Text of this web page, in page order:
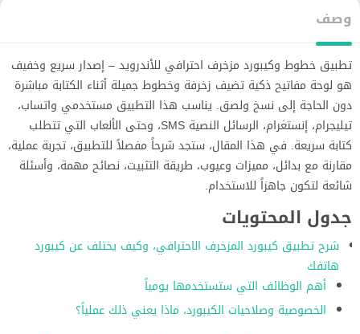
وصف
تطبيق خطوط وكيبورد مزخرف احترافي للأندرويد – إصدار سريع وخفيف
هو لوحة مفاتيح ذكية تضيف زخرفة وخطوط جميلة أثناء الكتابة مباشرة
دون الحاجة إلى نسخ ولصق. يناسب هذا التطبيق مستخدمي واتساب،
تيليجرام، إنستغرام، الرسائل النصية SMS، وحتى الألعاب التي تتطلب
كتابة سريعة. في هذا المقال، ستجد شرحاً مفصلاً للتطبيق، تجربة عملية،
مقارنة مع بدائل، مميزات وعيوب، طريقة التثبيت، نصائح مهمة، وأسئلة
شائعة لتكون جاهزاً للاستخدام.
جدول المحتويات
شرح تطبيق كيبورد المزخرف الاحترافي، وكيف يختلف عن كيبورد
هاتفك
أهم الوظائف التي ستستخدمها يومياً
الخصوصية وصلاحيات الكيبورد، ماذا يعني ذلك عملياً؟